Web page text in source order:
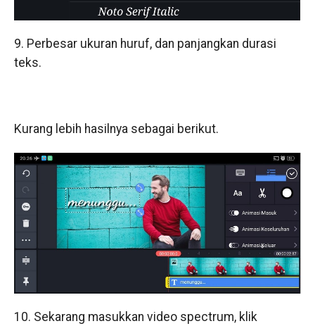
9. Perbesar ukuran huruf, dan panjangkan durasi
teks.
Kurang lebih hasilnya sebagai berikut.
10. Sekarang masukkan video spectrum, klik